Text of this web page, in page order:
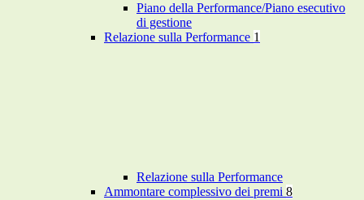
Piano della Performance/Piano esecutivo
di gestione
Relazione sulla Performance 1
Relazione sulla Performance
Ammontare complessivo dei premi 8